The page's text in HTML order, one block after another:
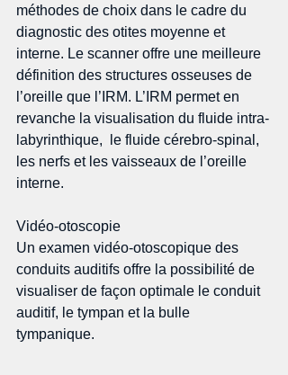
méthodes de choix dans le cadre du
diagnostic des otites moyenne et
interne. Le scanner offre une meilleure
définition des structures osseuses de
l’oreille que l’IRM. L’IRM permet en
revanche la visualisation du fluide intra-
labyrinthique,  le fluide cérebro-spinal,
les nerfs et les vaisseaux de l’oreille
interne.
Vidéo-otoscopie
Un examen vidéo-otoscopique des
conduits auditifs offre la possibilité de
visualiser de façon optimale le conduit
auditif, le tympan et la bulle
tympanique.